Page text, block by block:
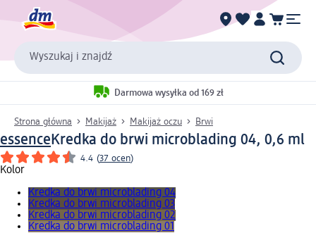
Wyszukaj i znajdź
Darmowa wysyłka od 169 zł
Strona główna Makijaż Makijaż oczu Brwi
essence Kredka do brwi microblading 04, 0,6 ml
4.4 (37 ocen)
Kolor
Kredka do brwi microblading 04
Kredka do brwi microblading 03
Kredka do brwi microblading 02
Kredka do brwi microblading 01